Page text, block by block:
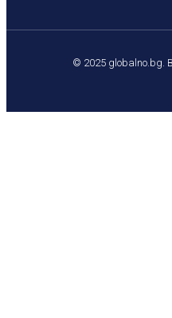
© 2025 globalno.bg.